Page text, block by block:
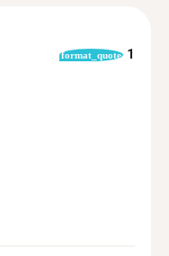
format_quote 1